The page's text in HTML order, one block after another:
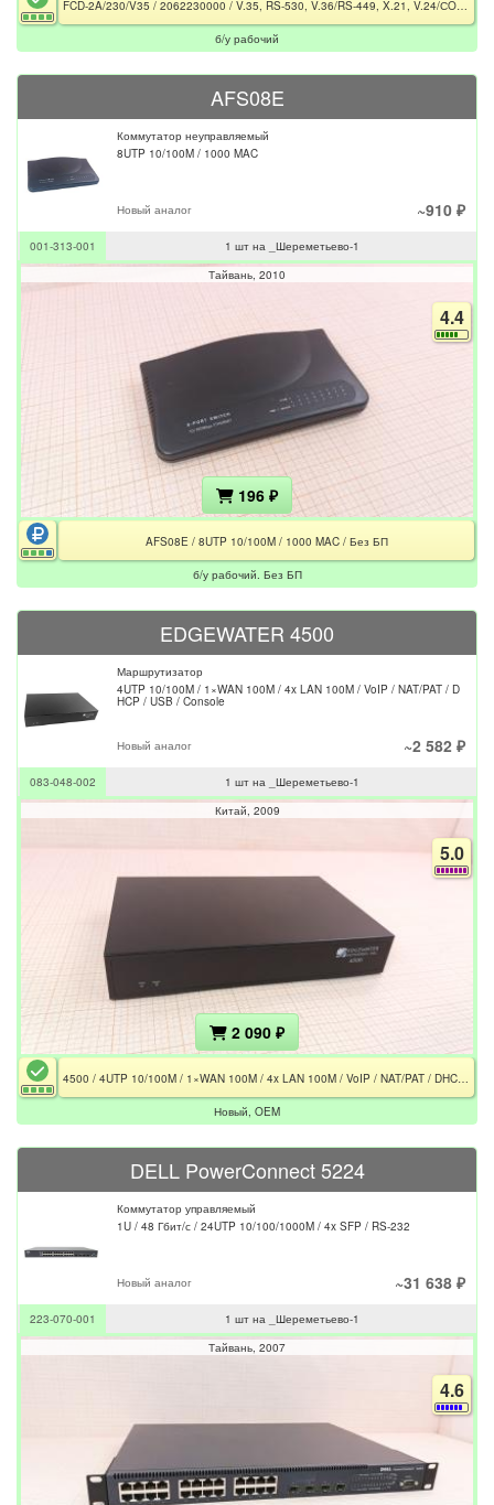
FCD-2A/230/V35 / 2062230000 / V.35, RS-530, V.36/RS-449, X.21, V.24/СOM-Port/RJ-45/DB-15/2x BNC
б/у рабочий
AFS08E
Коммутатор неуправляемый
8UTP 10/100M / 1000 MAC
Новый аналог ~910 ₽
001-313-001
1 шт на _Шереметьево-1
Тайвань 2010
4.4
196 ₽
AFS08E / 8UTP 10/100M / 1000 MAC / Без БП
б/у рабочий. Без БП
EDGEWATER 4500
Маршрутизатор
4UTP 10/100M / 1×WAN 100M / 4x LAN 100M / VoIP / NAT/PAT / D
HCP / USB / Console
Новый аналог ~2 582 ₽
083-048-002
1 шт на _Шереметьево-1
Китай 2009
5.0
2 090 ₽
4500 / 4UTP 10/100M / 1×WAN 100M / 4x LAN 100M / VoIP / NAT/PAT / DHCP / USB / Console
Новый, OEM
DELL PowerConnect 5224
Коммутатор управляемый
1U / 48 Гбит/с / 24UTP 10/100/1000M / 4x SFP / RS-232
Новый аналог ~31 638 ₽
223-070-001
1 шт на _Шереметьево-1
Тайвань 2007
4.6